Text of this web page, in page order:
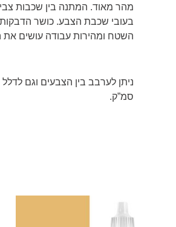
בעובי שכבת הצבע. כושר
השטח ומהירות עבודה עושים
סמ”ק.